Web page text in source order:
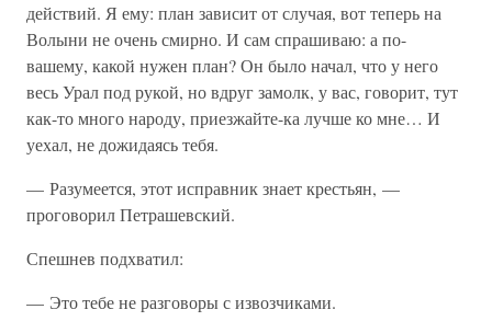
действий. Я ему: план зависит от случая, вот теперь на
Волыни не очень смирно. И сам спрашиваю: а по-
вашему, какой нужен план? Он было начал, что у него
весь Урал под рукой, но вдруг замолк, у вас, говорит, тут
как-то много народу, приезжайте-ка лучше ко мне… И
уехал, не дожидаясь тебя.
— Разумеется, этот исправник знает крестьян, —
проговорил Петрашевский.
Спешнев подхватил:
— Это тебе не разговоры с извозчиками.